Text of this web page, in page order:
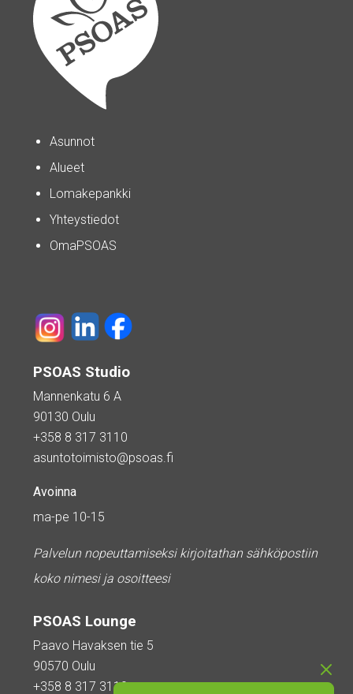
Asunnot
Alueet
Lomakepankki
Yhteystiedot
OmaPSOAS
PSOAS Studio
Mannenkatu 6 A
90130 Oulu
+358 8 317 3110
asuntotoimisto@psoas.fi
Avoinna
ma-pe 10-15
Palvelun nopeuttamiseksi kirjoitathan sähköpostiin
koko nimesi ja osoitteesi
PSOAS Lounge
Paavo Havaksen tie 5
90570 Oulu
+358 8 317 3110